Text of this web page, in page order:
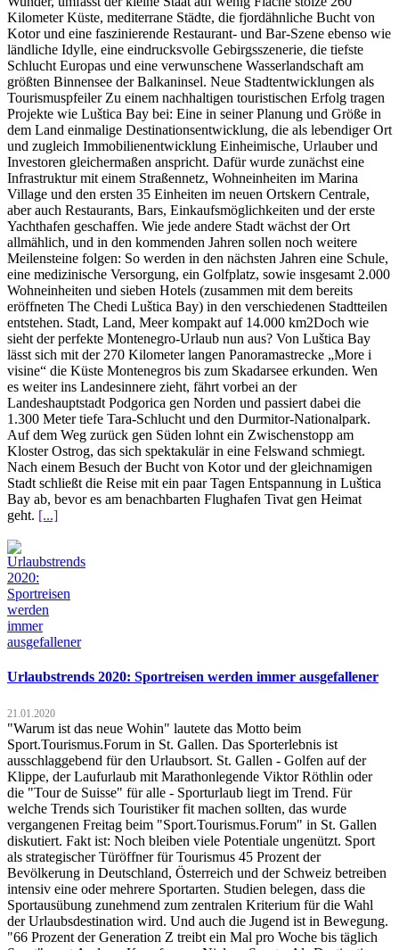
Kilometer Küste, mediterrane Städte, die fjordähnliche Bucht von
Kotor und eine faszinierende Restaurant- und Bar-Szene ebenso wie
ländliche Idylle, eine eindrucksvolle Gebirgsszenerie, die tiefste
Schlucht Europas und eine verwunschene Wasserlandschaft am
größten Binnensee der Balkaninsel. Neue Stadtentwicklungen als
Tourismuspfeiler Zu einem nachhaltigen touristischen Erfolg tragen
Projekte wie Luštica Bay bei: Eine in seiner Planung und Größe in
dem Land einmalige Destinationsentwicklung, die als lebendiger Ort
und zugleich Immobilienentwicklung Einheimische, Urlauber und
Investoren gleichermaßen anspricht. Dafür wurde zunächst eine
Infrastruktur mit einem Straßennetz, Wohneinheiten im Marina
Village und den ersten 35 Einheiten im neuen Ortskern Centrale,
aber auch Restaurants, Bars, Einkaufsmöglichkeiten und der erste
Yachthafen geschaffen. Wie jede andere Stadt wächst der Ort
allmählich, und in den kommenden Jahren sollen noch weitere
Meilensteine folgen: So werden in den nächsten Jahren eine Schule,
eine medizinische Versorgung, ein Golfplatz, sowie insgesamt 2.000
Wohneinheiten und sieben Hotels (zusammen mit dem bereits
eröffneten The Chedi Luštica Bay) in den verschiedenen Stadtteilen
entstehen. Stadt, Land, Meer kompakt auf 14.000 km2Doch wie
sieht der perfekte Montenegro-Urlaub nun aus? Von Luštica Bay
lässt sich mit der 270 Kilometer langen Panoramastrecke „More i
visine“ die Küste Montenegros bis zum Skadarsee erkunden. Wen
es weiter ins Landesinnere zieht, fährt vorbei an der
Landeshauptstadt Podgorica gen Norden und passiert dabei die
1.300 Meter tiefe Tara-Schlucht und den Durmitor-Nationalpark.
Auf dem Weg zurück gen Süden lohnt ein Zwischenstopp am
Kloster Ostrog, das sich spektakulär in eine Felswand schmiegt.
Nach einem Besuch der Bucht von Kotor und der gleichnamigen
Stadt schließt die Reise mit ein paar Tagen Entspannung in Luštica
Bay ab, bevor es am benachbarten Flughafen Tivat gen Heimat
geht. [...]
Urlaubstrends 2020: Sportreisen werden immer ausgefallener
21.01.2020
"Warum ist das neue Wohin" lautete das Motto beim
Sport.Tourismus.Forum in St. Gallen. Das Sporterlebnis ist
ausschlaggebend für den Urlaubsort. St. Gallen - Golfen auf der
Klippe, der Laufurlaub mit Marathonlegende Viktor Röthlin oder
die "Tour de Suisse" für alle - Sporturlaub liegt im Trend. Für
welche Trends sich Touristiker fit machen sollten, das wurde
vergangenen Freitag beim "Sport.Tourismus.Forum" in St. Gallen
diskutiert. Fakt ist: Noch bleiben viele Potentiale ungenützt. Sport
als strategischer Türöffner für Tourismus 45 Prozent der
Bevölkerung in Deutschland, Österreich und der Schweiz betreiben
intensiv eine oder mehrere Sportarten. Studien belegen, dass die
Sportausübung zunehmend zum zentralen Kriterium für die Wahl
der Urlaubsdestination wird. Und auch die Jugend ist in Bewegung.
"66 Prozent der Generation Z treibt ein Mal pro Woche bis täglich